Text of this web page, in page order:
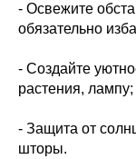
- Освежите
обязательно
- Создайте
растения, лампу;
- Защита от
шторы.